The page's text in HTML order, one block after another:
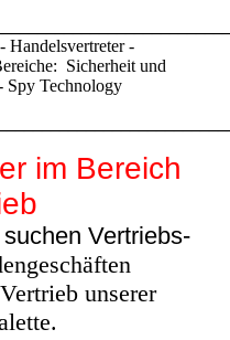
Handelsvertreter -
Sicherheit und
Spy Technology
im Bereich
Vertriebs-
unserer